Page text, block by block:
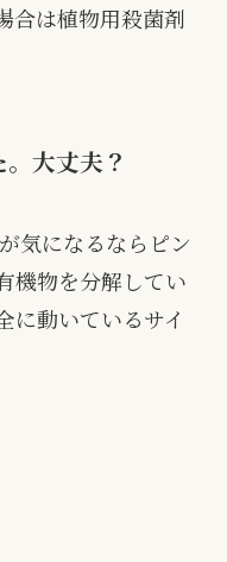
合は植物用殺菌剤
大丈夫？
気になるならピン
機物を分解してい
に動いているサイ